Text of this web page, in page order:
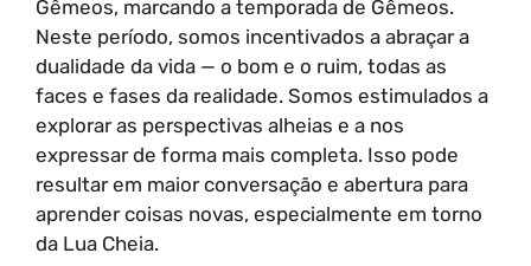
Gêmeos, marcando a temporada de Gêmeos.
Neste período, somos incentivados a abraçar a
dualidade da vida — o bom e o ruim, todas as
faces e fases da realidade. Somos estimulados a
explorar as perspectivas alheias e a nos
expressar de forma mais completa. Isso pode
resultar em maior conversação e abertura para
aprender coisas novas, especialmente em torno
da Lua Cheia.